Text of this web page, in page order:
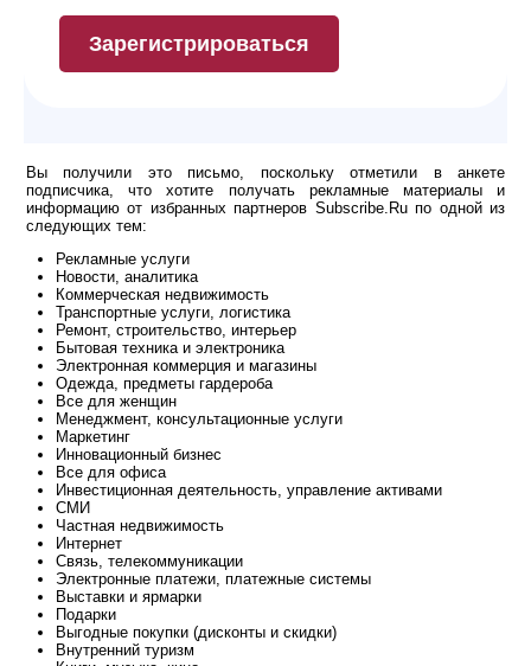
Зарегистрироваться
Вы получили это письмо, поскольку отметили в анкете
подписчика, что хотите получать рекламные материалы и
информацию от избранных партнеров Subscribe.Ru по одной из
следующих тем:
Рекламные услуги
Новости, аналитика
Коммерческая недвижимость
Транспортные услуги, логистика
Ремонт, строительство, интерьер
Бытовая техника и электроника
Электронная коммерция и магазины
Одежда, предметы гардероба
Все для женщин
Менеджмент, консультационные услуги
Маркетинг
Инновационный бизнес
Все для офиса
Инвестиционная деятельность, управление активами
СМИ
Частная недвижимость
Интернет
Связь, телекоммуникации
Электронные платежи, платежные системы
Выставки и ярмарки
Подарки
Выгодные покупки (дисконты и скидки)
Внутренний туризм